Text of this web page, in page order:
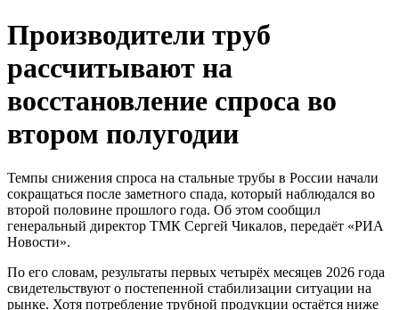
Производители труб
рассчитывают на
восстановление спроса во
втором полугодии
Темпы снижения спроса на стальные трубы в России начали
сокращаться после заметного спада, который наблюдался во
второй половине прошлого года. Об этом сообщил
генеральный директор ТМК Сергей Чикалов, передаёт «РИА
Новости».
По его словам, результаты первых четырёх месяцев 2026 года
свидетельствуют о постепенной стабилизации ситуации на
рынке. Хотя потребление трубной продукции остаётся ниже